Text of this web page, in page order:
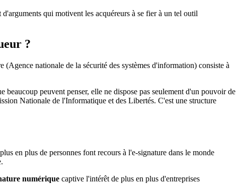
d'arguments qui motivent les acquéreurs à se fier à un tel outil
?
nationale de la sécurité des systèmes d'information) consiste à
beaucoup peuvent penser, elle ne dispose pas seulement d'un pouvoir de
Nationale de l'Informatique et des Libertés. C'est une structure
en plus de personnes font recours à l'e-signature dans le monde
numérique captive l'intérêt de plus en plus d'entreprises